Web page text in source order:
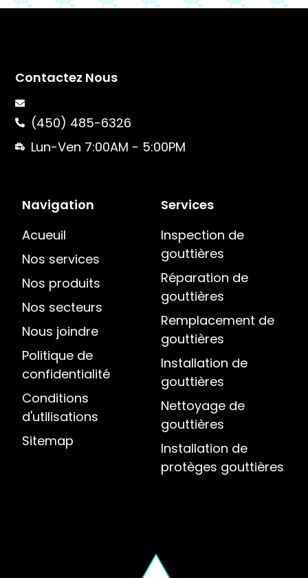
Services
Inspection de
gouttières
Réparation de
gouttières
Remplacement de
gouttières
Installation de
gouttières
Nettoyage de
gouttières
Installation de
protèges gouttières
Navigation
Acueuil
Nos services
Nos produits
Nos secteurs
Nous joindre
Politique de
confidentialité
Conditions
d'utilisations
Sitemap
Contactez Nous
(450) 485-6326
Lun-Ven 7:00AM - 5:00PM